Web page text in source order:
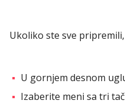
Ukoliko ste sve pripremili,
U gornjem desnom
Izaberite meni sa tri